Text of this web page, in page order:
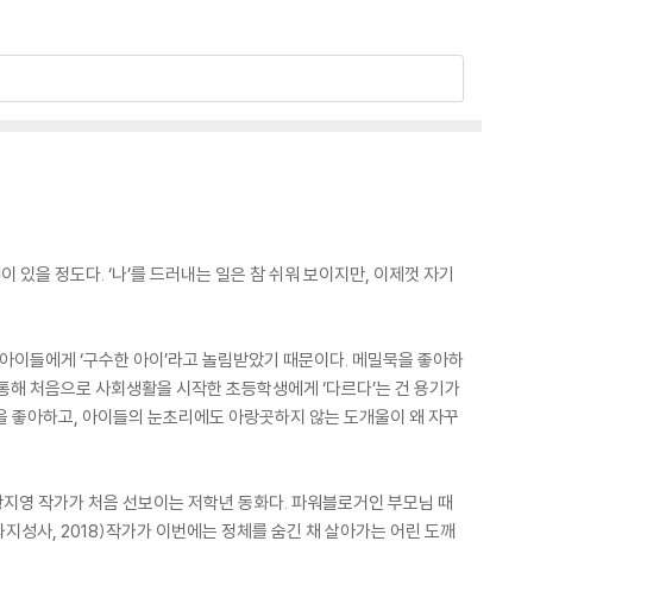
있을 정도다. ‘나’를 드러내는 일은 참 쉬워 보이지만, 이제껏 자기
들에게 ‘구수한 아이’라고 놀림받았기 때문이다. 메밀묵을 좋아하
처음으로 사회생활을 시작한 초등학생에게 ‘다르다’는 건 용기가
아하고, 아이들의 눈초리에도 아랑곳하지 않는 도개울이 왜 자꾸
영 작가가 처음 선보이는 저학년 동화다. 파워블로거인 부모님 때
지성사, 2018)작가가 이번에는 정체를 숨긴 채 살아가는 어린 도깨